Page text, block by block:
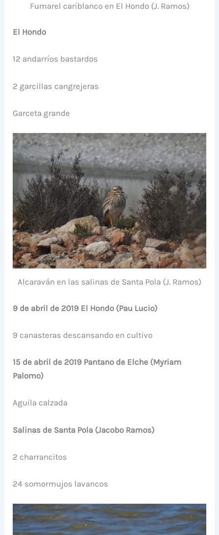
Fumarel cariblanco en El Hondo (J. Ramos)
El Hondo
12 andarríos bastardos
2 garcillas cangrejeras
Garceta grande
Alcaraván en las salinas de Santa Pola (J. Ramos)
9 de abril de 2019 El Hondo (Pau Lucio)
9 canasteras descansando en cultivo
15 de abril de 2019 Pantano de Elche (Myriam
Palomo)
Aguila calzada
Salinas de Santa Pola (Jacobo Ramos)
2 charrancitos
24 somormujos lavancos